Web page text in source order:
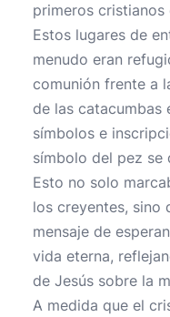
primeros cristianos
Estos lugares de
menudo eran
comunión frente a
de las catacumbas
símbolos e
símbolo del pez se
Esto no solo
los creyentes, sino
mensaje de
vida eterna,
de Jesús sobre la
A medida que el